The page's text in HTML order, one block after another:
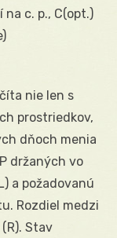
c. p., C(opt.)
nie len s
prostriedkov,
dňoch menia
držaných vo
a požadovanú
Rozdiel medzi
Stav